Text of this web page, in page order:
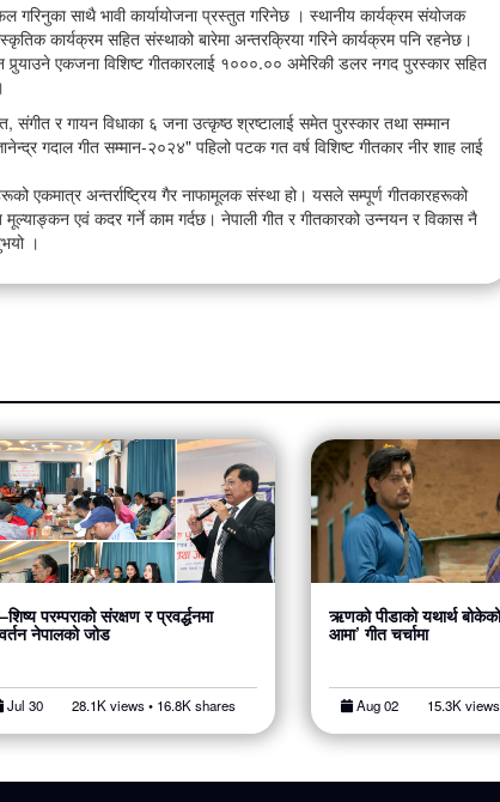
गरिनुका साथै भावी कार्यायोजना प्रस्तुत गरिनेछ । स्थानीय कार्यक्रम संयोजक
कार्यक्रम सहित संस्थाको बारेमा अन्तरक्रिया गरिने कार्यक्रम पनि रहनेछ।
एकजना विशिष्ट गीतकारलाई १०००.०० अमेरिकी डलर नगद पुरस्कार सहित
संगीत र गायन विधाका ६ जना उत्कृष्ठ श्रष्टालाई समेत पुरस्कार तथा सम्मान
गदाल गीत सम्मान-२०२४" पहिलो पटक गत वर्ष विशिष्ट गीतकार नीर शाह लाई
एकमात्र अन्तर्राष्ट्रिय गैर नाफामूलक संस्था हो। यसले सम्पूर्ण गीतकारहरूको
एवं कदर गर्ने काम गर्दछ। नेपाली गीत र गीतकारको उन्नयन र विकास नै
।
इन्टरनेशनल
गौरव उच्च
कलाकारसहित ५० जनालाई सम्मान
परम्पराको संरक्षण र प्रवर्द्धनमा
नेपालको जोड
Jul 30 28.1K views • 16.8K shares
ऋणको पीडाको यथार्थ
आमा’ गीत चर्चामा
Aug 02 15.3K